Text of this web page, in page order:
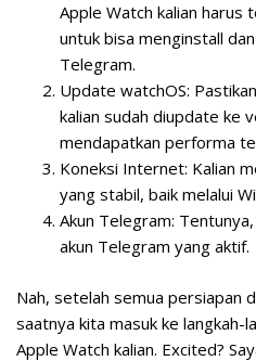
Apple Watch kalian harus
untuk bisa menginstall
Telegram.
Update watchOS:
kalian sudah diupdate ke
mendapatkan performa
Koneksi Internet: Kalian
yang stabil, baik melalui
Akun Telegram:
akun Telegram yang aktif.
Nah, setelah semua persiapan
saatnya kita masuk ke langkah-
Apple Watch kalian. Excited?